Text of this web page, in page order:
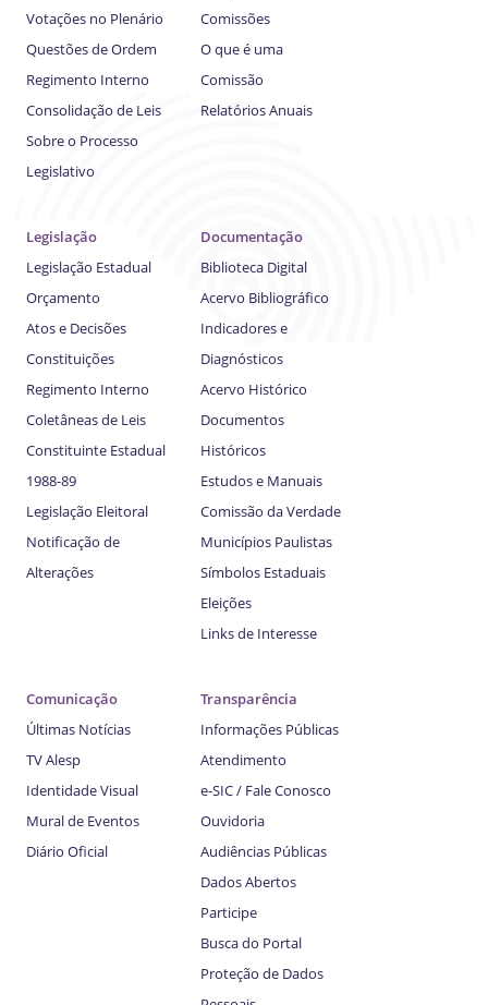
Votações no Plenário
Questões de Ordem
Regimento Interno
Consolidação de Leis
Sobre o Processo
Legislativo
Comissões
O que é uma
Comissão
Relatórios Anuais
Legislação
Legislação Estadual
Orçamento
Atos e Decisões
Constituições
Regimento Interno
Coletâneas de Leis
Constituinte Estadual
1988-89
Legislação Eleitoral
Notificação de
Alterações
Documentação
Biblioteca Digital
Acervo Bibliográfico
Indicadores e
Diagnósticos
Acervo Histórico
Documentos
Históricos
Estudos e Manuais
Comissão da Verdade
Municípios Paulistas
Símbolos Estaduais
Eleições
Links de Interesse
Comunicação
Últimas Notícias
TV Alesp
Identidade Visual
Mural de Eventos
Diário Oficial
Transparência
Informações Públicas
Atendimento
e-SIC / Fale Conosco
Ouvidoria
Audiências Públicas
Dados Abertos
Participe
Busca do Portal
Proteção de Dados